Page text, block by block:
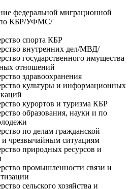
федеральной миграционной
КБР/УФМС/
спорта КБР
внутренних дел/МВД/
государственного имущества
отношений
здравоохранения
культуры и информационных
курортов и туризма КБР
образования, науки и по
по делам гражданской
чрезвычайным ситуациям
природных ресурсов и
промышленности связи и
сельского хозяйства и